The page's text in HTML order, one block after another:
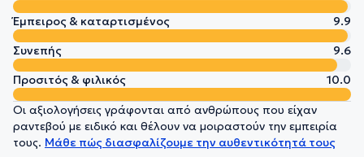
Έμπειρος & καταρτισμένος
9.9
Συνεπής
9.6
Προσιτός & φιλικός
10.0
Οι αξιολογήσεις γράφονται από ανθρώπους που είχαν
ραντεβού με ειδικό και θέλουν να μοιραστούν την εμπειρία
τους. Μάθε πώς διασφαλίζουμε την αυθεντικότητά τους